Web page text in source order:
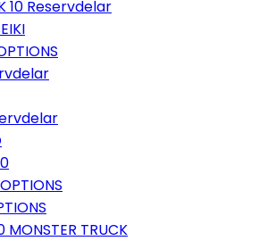
10 Reservdelar
MONSTER TRUCK